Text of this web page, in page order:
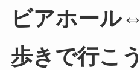
ビアホール
歩きで行こう